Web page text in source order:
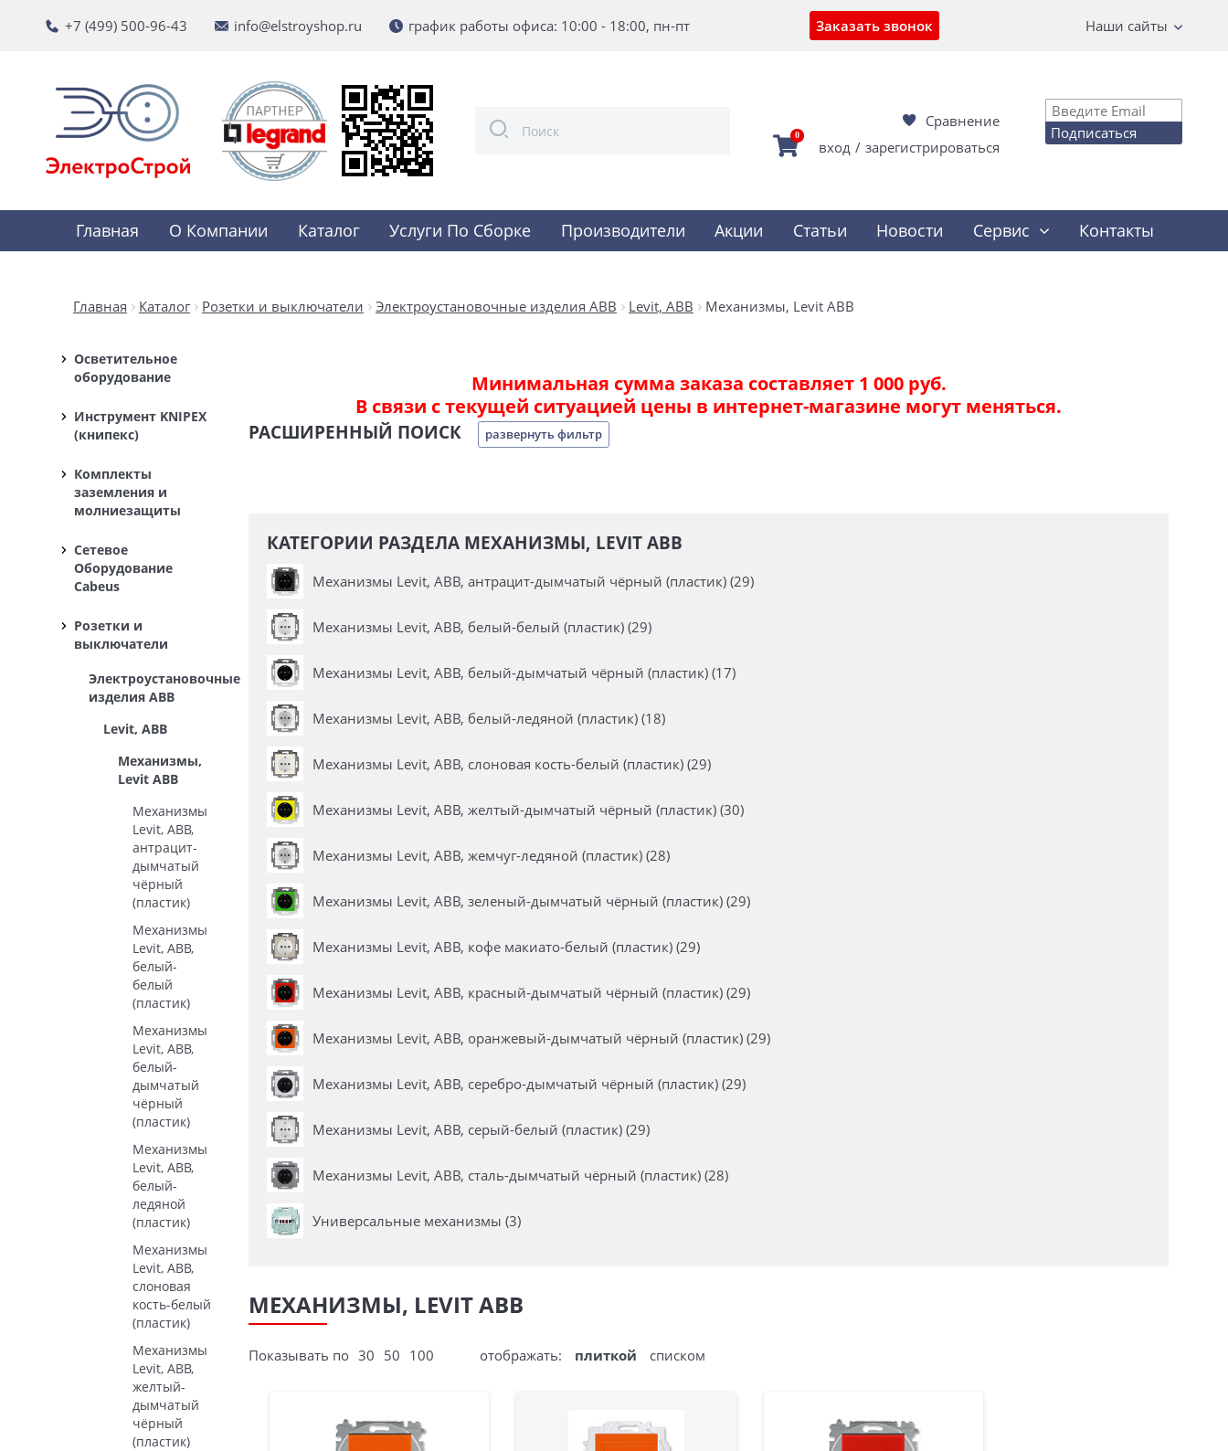
+7 (499) 500-96-43 info@elstroyshop.ru график работы офиса: 10:00 - 18:00, пн-пт Заказать звонок Наши сайты
Сравнение
0
вход / зарегистрироваться
Подписаться
Главная О Компании Каталог Услуги По Сборке Производители Акции Статьи Новости Сервис Контакты
Главная Каталог Розетки и выключатели Электроустановочные изделия ABB Levit, ABB Механизмы, Levit ABB
Осветительное
оборудование
Инструмент KNIPEX
(книпекс)
Комплекты
заземления и
молниезащиты
Сетевое
Оборудование
Cabeus
Розетки и
выключатели
Электроустановочные
изделия ABB
Levit, ABB
Механизмы,
Levit ABB
Механизмы
Levit, ABB,
антрацит-
дымчатый
чёрный
(пластик)
Механизмы
Levit, ABB,
белый-
белый
(пластик)
Механизмы
Levit, ABB,
белый-
дымчатый
чёрный
(пластик)
Механизмы
Levit, ABB,
белый-
ледяной
(пластик)
Механизмы
Levit, ABB,
слоновая
кость-белый
(пластик)
Механизмы
Levit, ABB,
желтый-
дымчатый
чёрный
(пластик)
Минимальная сумма заказа составляет 1 000 руб.
В связи с текущей ситуацией цены в интернет-магазине могут меняться.
РАСШИРЕННЫЙ ПОИСК развернуть фильтр
КАТЕГОРИИ РАЗДЕЛА МЕХАНИЗМЫ, LEVIT ABB
Механизмы Levit, ABB, антрацит-дымчатый чёрный (пластик) (29)
Механизмы Levit, ABB, белый-белый (пластик) (29)
Механизмы Levit, ABB, белый-дымчатый чёрный (пластик) (17)
Механизмы Levit, ABB, белый-ледяной (пластик) (18)
Механизмы Levit, ABB, слоновая кость-белый (пластик) (29)
Механизмы Levit, ABB, желтый-дымчатый чёрный (пластик) (30)
Механизмы Levit, ABB, жемчуг-ледяной (пластик) (28)
Механизмы Levit, ABB, зеленый-дымчатый чёрный (пластик) (29)
Механизмы Levit, ABB, кофе макиато-белый (пластик) (29)
Механизмы Levit, ABB, красный-дымчатый чёрный (пластик) (29)
Механизмы Levit, ABB, оранжевый-дымчатый чёрный (пластик) (29)
Механизмы Levit, ABB, серебро-дымчатый чёрный (пластик) (29)
Механизмы Levit, ABB, серый-белый (пластик) (29)
Механизмы Levit, ABB, сталь-дымчатый чёрный (пластик) (28)
Универсальные механизмы (3)
МЕХАНИЗМЫ, LEVIT ABB
Показывать по 30 50 100 отображать: плиткой списком